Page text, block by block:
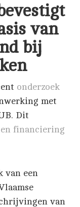
van
bij
onderzoek
met
Dit
financiering
van een
van